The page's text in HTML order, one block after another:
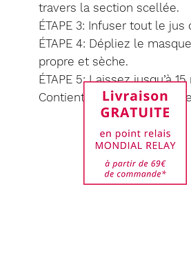
travers la section scellée.
ÉTAPE 3: Infuser tout le
ÉTAPE 4: Dépliez le
propre et sèche.
ÉTAPE 5: Laissez jusqu’à
Contient 3 Masques a